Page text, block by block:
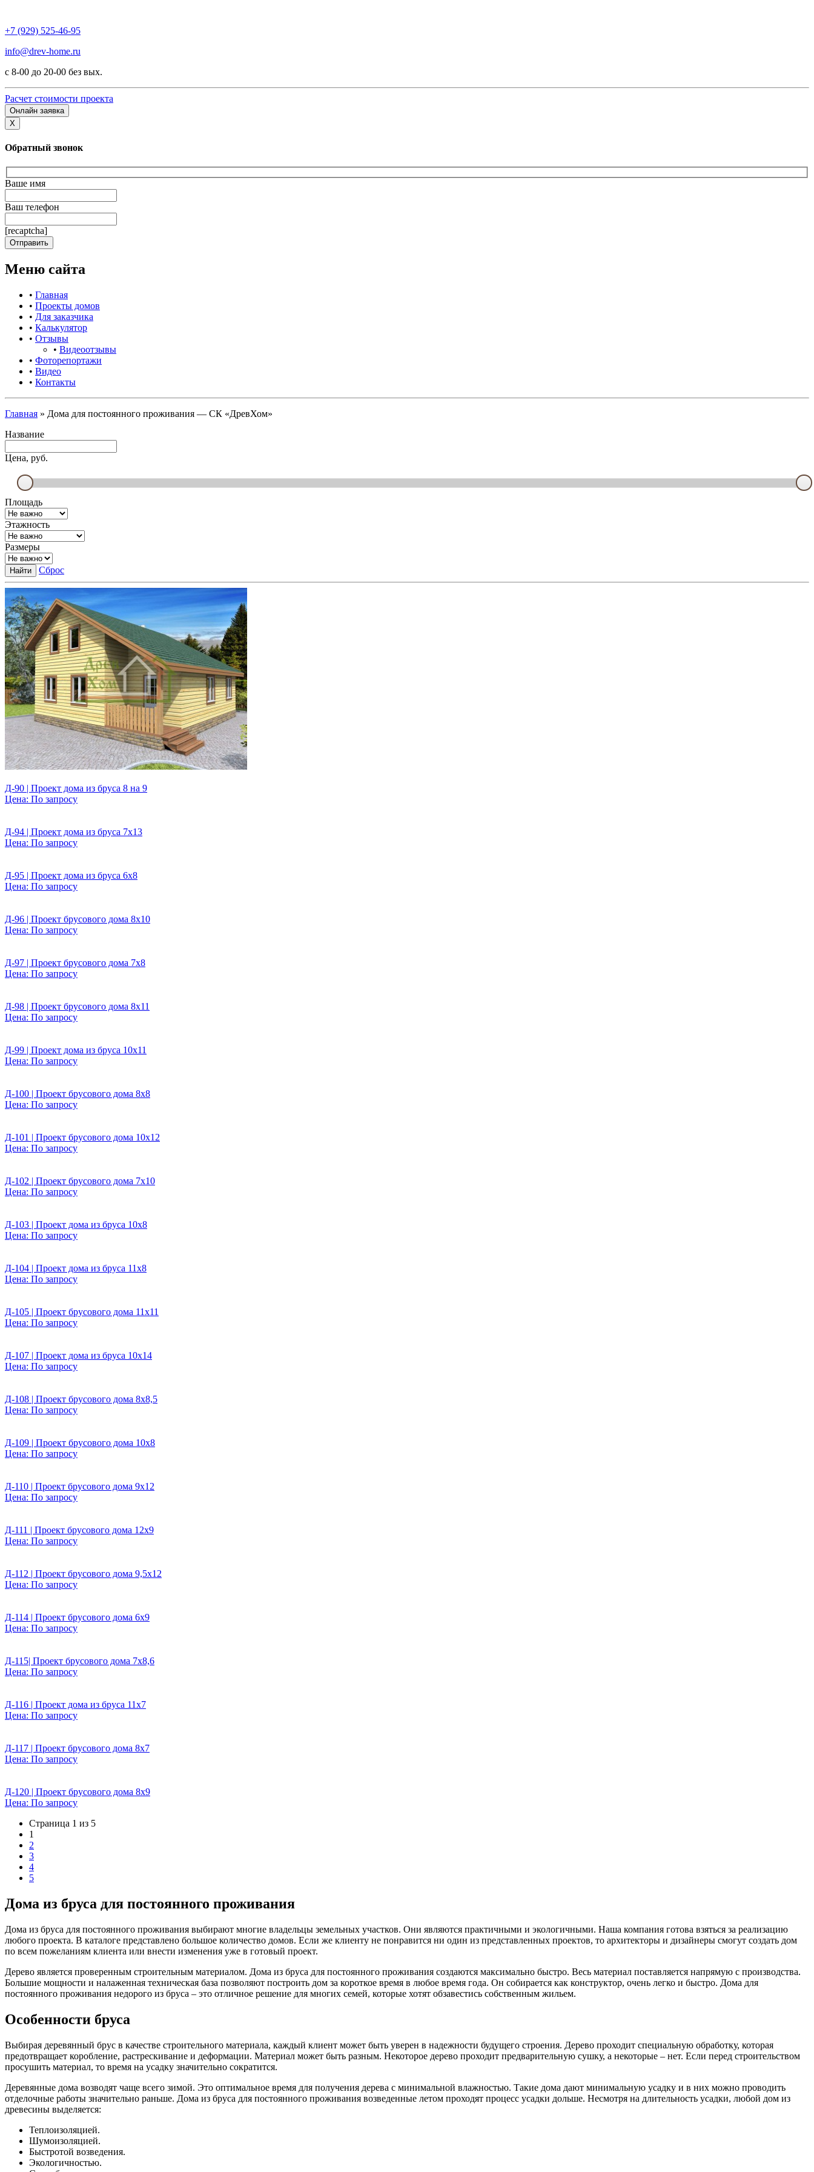
+7 (929) 525-46-95
info@drev-home.ru
с 8-00 до 20-00 без вых.
Расчет стоимости проекта
Онлайн заявка
X
Обратный звонок
Ваше имя
Ваш телефон
[recaptcha]
Меню сайта
• Главная
• Проекты домов
• Для заказчика
• Калькулятор
• Отзывы
• Видеоотзывы
• Фоторепортажи
• Видео
• Контакты
Главная » Дома для постоянного проживания — СК «ДревХом»
Название
Цена, руб.
Площадь
Этажность
Размеры
Найти Сброс
Д-90 | Проект дома из бруса 8 на 9
Цена: По запросу
Д-94 | Проект дома из бруса 7х13
Цена: По запросу
Д-95 | Проект дома из бруса 6х8
Цена: По запросу
Д-96 | Проект брусового дома 8х10
Цена: По запросу
Д-97 | Проект брусового дома 7х8
Цена: По запросу
Д-98 | Проект брусового дома 8х11
Цена: По запросу
Д-99 | Проект дома из бруса 10х11
Цена: По запросу
Д-100 | Проект брусового дома 8х8
Цена: По запросу
Д-101 | Проект брусового дома 10х12
Цена: По запросу
Д-102 | Проект брусового дома 7х10
Цена: По запросу
Д-103 | Проект дома из бруса 10х8
Цена: По запросу
Д-104 | Проект дома из бруса 11х8
Цена: По запросу
Д-105 | Проект брусового дома 11х11
Цена: По запросу
Д-107 | Проект дома из бруса 10х14
Цена: По запросу
Д-108 | Проект брусового дома 8х8,5
Цена: По запросу
Д-109 | Проект брусового дома 10х8
Цена: По запросу
Д-110 | Проект брусового дома 9х12
Цена: По запросу
Д-111 | Проект брусового дома 12х9
Цена: По запросу
Д-112 | Проект брусового дома 9,5х12
Цена: По запросу
Д-114 | Проект брусового дома 6х9
Цена: По запросу
Д-115| Проект брусового дома 7х8,6
Цена: По запросу
Д-116 | Проект дома из бруса 11х7
Цена: По запросу
Д-117 | Проект брусового дома 8х7
Цена: По запросу
Д-120 | Проект брусового дома 8х9
Цена: По запросу
Страница 1 из 5
1
2
3
4
5
Дома из бруса для постоянного проживания
Дома из бруса для постоянного проживания выбирают многие владельцы земельных участков. Они являются практичными и экологичными. Наша компания готова взяться за реализацию
любого проекта. В каталоге представлено большое количество домов. Если же клиенту не понравится ни один из представленных проектов, то архитекторы и дизайнеры смогут создать дом
по всем пожеланиям клиента или внести изменения уже в готовый проект.
Дерево является проверенным строительным материалом. Дома из бруса для постоянного проживания создаются максимально быстро. Весь материал поставляется напрямую с производства.
Большие мощности и налаженная техническая база позволяют построить дом за короткое время в любое время года. Он собирается как конструктор, очень легко и быстро. Дома для
постоянного проживания недорого из бруса – это отличное решение для многих семей, которые хотят обзавестись собственным жильем.
Особенности бруса
Выбирая деревянный брус в качестве строительного материала, каждый клиент может быть уверен в надежности будущего строения. Дерево проходит специальную обработку, которая
предотвращает коробление, растрескивание и деформации. Материал может быть разным. Некоторое дерево проходит предварительную сушку, а некоторые – нет. Если перед строительством
просушить материал, то время на усадку значительно сократится.
Деревянные дома возводят чаще всего зимой. Это оптимальное время для получения дерева с минимальной влажностью. Такие дома дают минимальную усадку и в них можно проводить
отделочные работы значительно раньше. Дома из бруса для постоянного проживания возведенные летом проходят процесс усадки дольше. Несмотря на длительность усадки, любой дом из
древесины выделяется:
Теплоизоляцией.
Шумоизоляцией.
Быстротой возведения.
Экологичностью.